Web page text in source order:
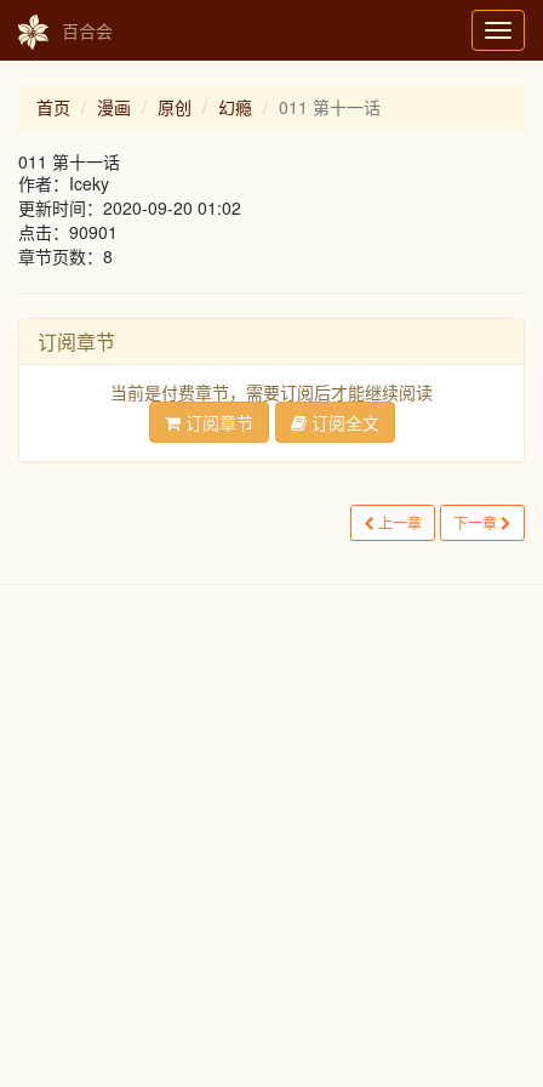
百合会
首页 漫画 原创 幻瘾 011 第十一话
011 第十一话
作者：Iceky
更新时间：2020-09-20 01:02
点击：90901
章节页数：8
订阅章节
当前是付费章节，需要订阅后才能继续阅读
订阅章节
订阅全文
上一章 下一章